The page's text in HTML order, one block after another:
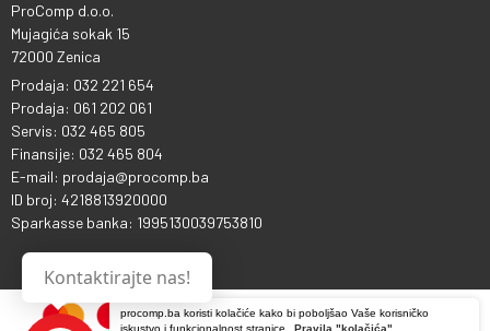
procomp.ba koristi kolačiće kako bi poboljšao Vaše korisničko
iskustvo i funkcionalnost stranice.
Pravila "kolačića"
ProComp d.o.o.
Mujagića sokak 15
72000 Zenica
Prodaja: 032 221 654
Prodaja: 061 202 061
Servis: 032 465 805
Finansije: 032 465 804
E-mail: prodaja@procomp.ba
ID broj: 4218813920000
Sparkasse banka: 1995130039753810
Kontaktirajte nas!